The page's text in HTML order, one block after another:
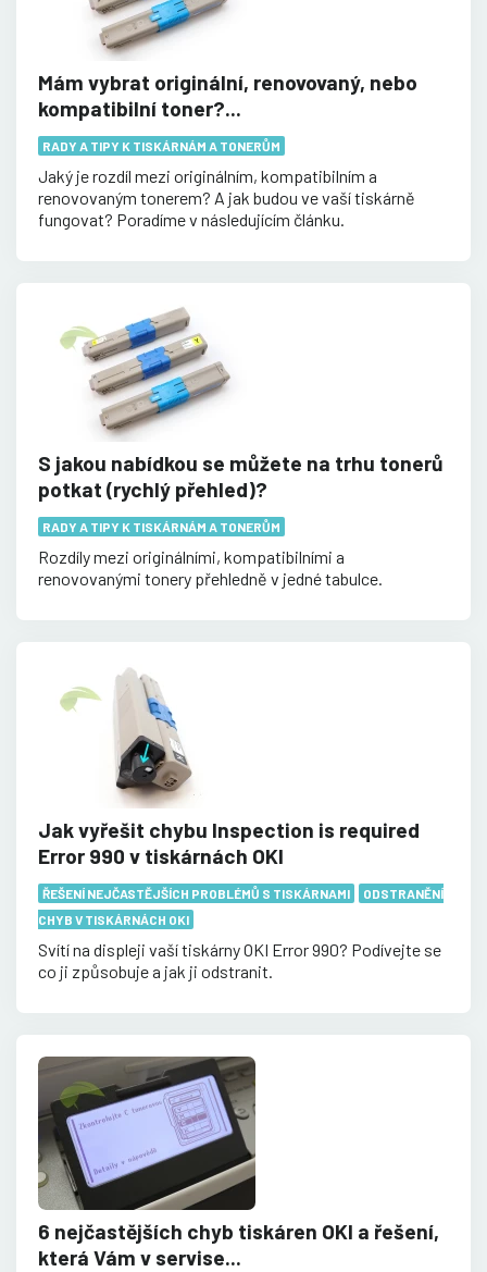
Mám vybrat originální, renovovaný, nebo
kompatibilní toner?...
RADY A TIPY K TISKÁRNÁM A TONERŮM
Jaký je rozdíl mezi originálním, kompatibilním a
renovovaným tonerem? A jak budou ve vaší tiskárně
fungovat? Poradíme v následujícím článku.
S jakou nabídkou se můžete na trhu tonerů
potkat (rychlý přehled)?
RADY A TIPY K TISKÁRNÁM A TONERŮM
Rozdíly mezi originálními, kompatibilními a
renovovanými tonery přehledně v jedné tabulce.
Jak vyřešit chybu Inspection is required
Error 990 v tiskárnách OKI
ŘEŠENÍ NEJČASTĚJŠÍCH PROBLÉMŮ S TISKÁRNAMI
ODSTRANĚNÍ
CHYB V TISKÁRNÁCH OKI
Svítí na displeji vaší tiskárny OKI Error 990? Podívejte se
co ji způsobuje a jak ji odstranit.
6 nejčastějších chyb tiskáren OKI a řešení,
která Vám v servise...